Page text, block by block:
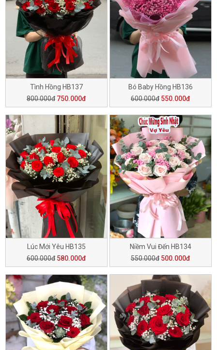
Tình Hồng HB137
800.000đ 750.000đ
Bó Baby Hồng HB136
600.000đ 550.000đ
Lúc Mới Yêu HB135
600.000đ 580.000đ
Niềm Vui Đến HB134
550.000đ 500.000đ